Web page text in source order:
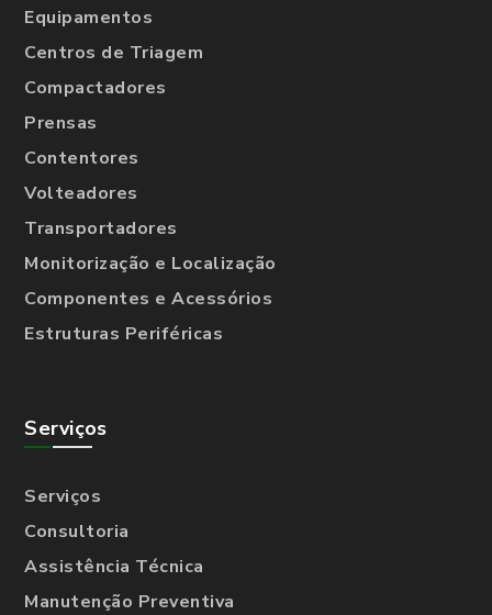
Equipamentos
Centros de Triagem
Compactadores
Prensas
Contentores
Volteadores
Transportadores
Monitorização e Localização
Componentes e Acessórios
Estruturas Periféricas
Serviços
Serviços
Consultoria
Assistência Técnica
Manutenção Preventiva